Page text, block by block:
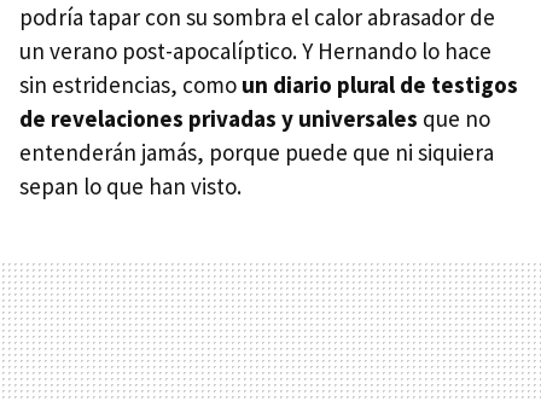
podría tapar con su sombra el calor abrasador de
un verano post-apocalíptico. Y Hernando lo hace
sin estridencias, como un diario plural de testigos
de revelaciones privadas y universales que no
entenderán jamás, porque puede que ni siquiera
sepan lo que han visto.